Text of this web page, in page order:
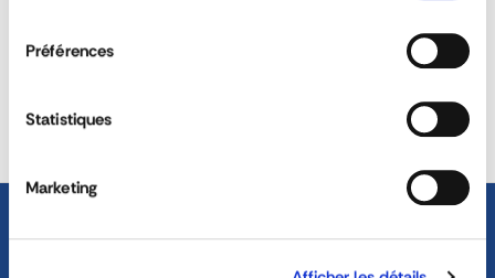
Préférences
Statistiques
Marketing
référence161-3032
largeur640 mm
poids (kg)
PERSONNALISÉES
VOTRE SERVICE
ÉQUIPE COMMERCIALE